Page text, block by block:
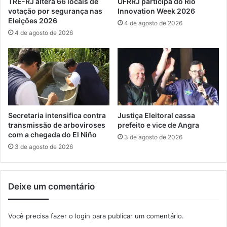
d
e
i
c
i
t
a
ç
o
d
e
t
r
n
l
t
u
n
d
a
d
e
s
e
e
m
p
o
votação por segurança nas
Eleições 2026
4 de agosto de 2026
Innovation Week 2026
4 de agosto de 2026
Secretaria intensifica contra
transmissão de arboviroses
com a chegada do El Niño
3 de agosto de 2026
Justiça Eleitoral cassa
prefeito e vice de Angra
3 de agosto de 2026
Deixe um comentário
Você precisa fazer o login para publicar um comentário.